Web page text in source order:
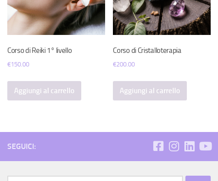
Corso di Reiki 1° livello
€150.00
Aggiungi al carrello
Corso di Cristalloterapia
€200.00
Aggiungi al carrello
SEGUICI: